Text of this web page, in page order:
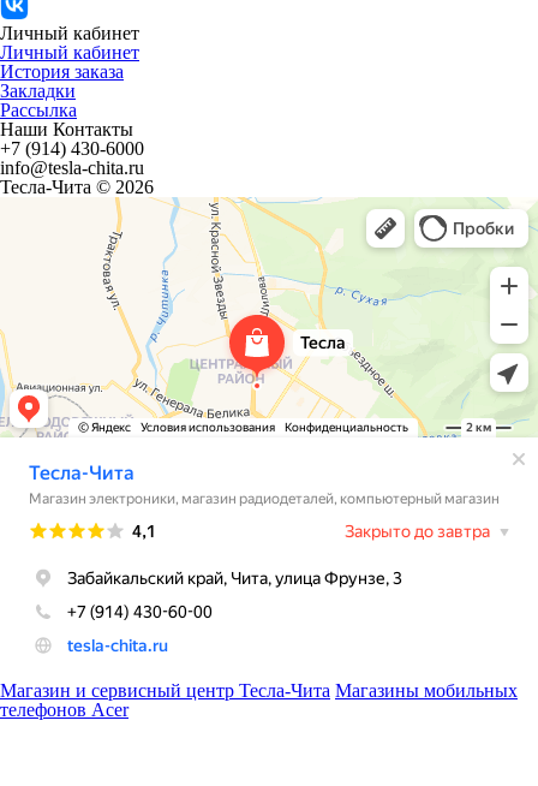
Личный кабинет
Личный кабинет
История заказа
Закладки
Рассылка
Наши Контакты
+7 (914) 430-6000
info@tesla-chita.ru
Тесла-Чита © 2026
Магазин и сервисный центр Тесла-Чита Магазины мобильных
телефонов Acer